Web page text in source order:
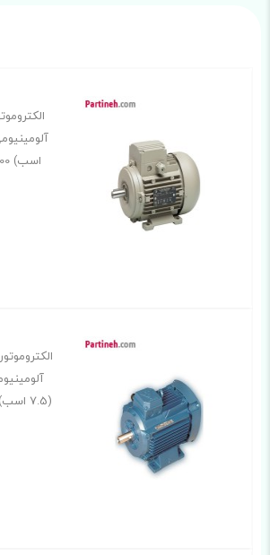
اسب) 1500 دور الکتروژن
(7.5 اسب) 3000 دور موتوژن